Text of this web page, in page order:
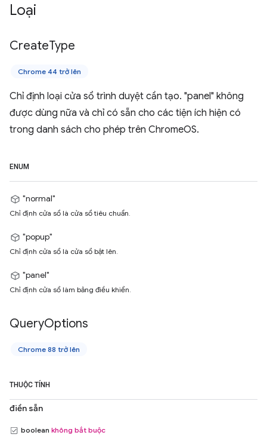
Loại
CreateType
Chrome 44 trở lên
Chỉ định loại cửa sổ trình duyệt cần tạo. "panel" không
được dùng nữa và chỉ có sẵn cho các tiện ích hiện có
trong danh sách cho phép trên ChromeOS.
ENUM
"normal"
Chỉ định cửa sổ là cửa sổ tiêu chuẩn.
"popup"
Chỉ định cửa sổ là cửa sổ bật lên.
"panel"
Chỉ định cửa sổ làm bảng điều khiển.
QueryOptions
Chrome 88 trở lên
THUỘC TÍNH
điền sẵn
boolean không bắt buộc